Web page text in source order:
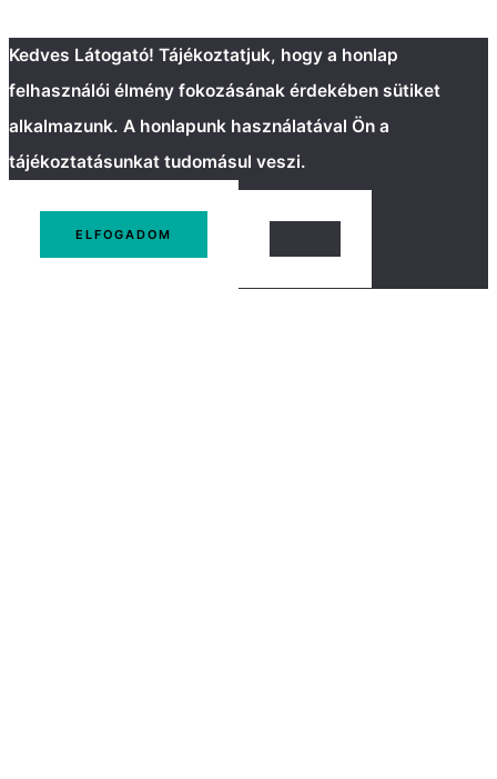
Kedves Látogató! Tájékoztatjuk, hogy a honlap
felhasználói élmény fokozásának érdekében sütiket
alkalmazunk. A honlapunk használatával Ön a
tájékoztatásunkat tudomásul veszi.
ELFOGADOM